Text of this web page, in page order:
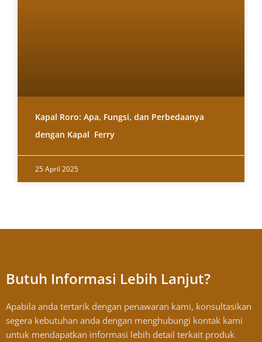
Kapal Roro: Apa, Fungsi, dan Perbedaanya
dengan Kapal Ferry
25 April 2025
Butuh Informasi Lebih Lanjut?
Apabila anda tertarik dengan penawaran kami, konsultasikan
segera kebutuhan anda dengan menghubungi kontak kami
untuk mendapatkan informasi lebih detail terkait produk